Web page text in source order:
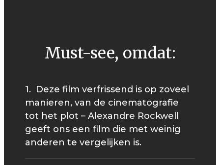
Must-see, omdat:
1. Deze film verfrissend is op zoveel
manieren, van de cinematografie
tot het plot – Alexandre Rockwell
geeft ons een film die met weinig
anderen te vergelijken is.